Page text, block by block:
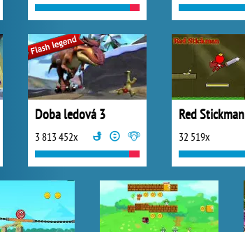
Doba ledová 3
3 813 452x
Red Stickman
32 519x